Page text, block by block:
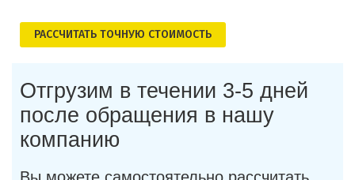
РАСCЧИТАТЬ ТОЧНУЮ СТОИМОСТЬ
Отгрузим в течении 3-5 дней
после обращения в нашу
компанию